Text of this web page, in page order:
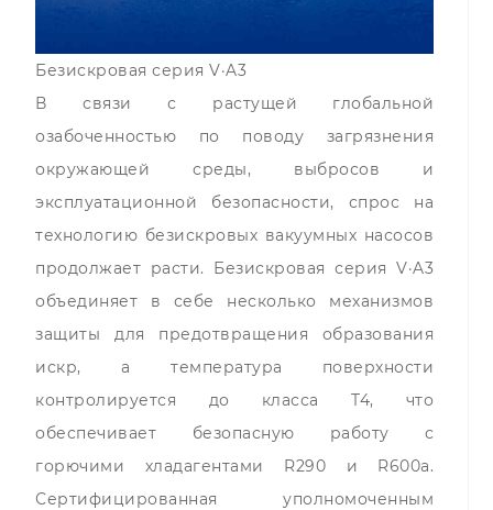
Безискровая серия V·A3
В связи с растущей глобальной
озабоченностью по поводу загрязнения
окружающей среды, выбросов и
эксплуатационной безопасности, спрос на
технологию безискровых вакуумных насосов
продолжает расти. Безискровая серия V·A3
объединяет в себе несколько механизмов
защиты для предотвращения образования
искр, а температура поверхности
контролируется до класса T4, что
обеспечивает безопасную работу с
горючими хладагентами R290 и R600a.
Сертифицированная уполномоченным